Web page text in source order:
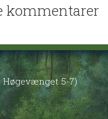
kommentarer
Høgevænget 5-7)